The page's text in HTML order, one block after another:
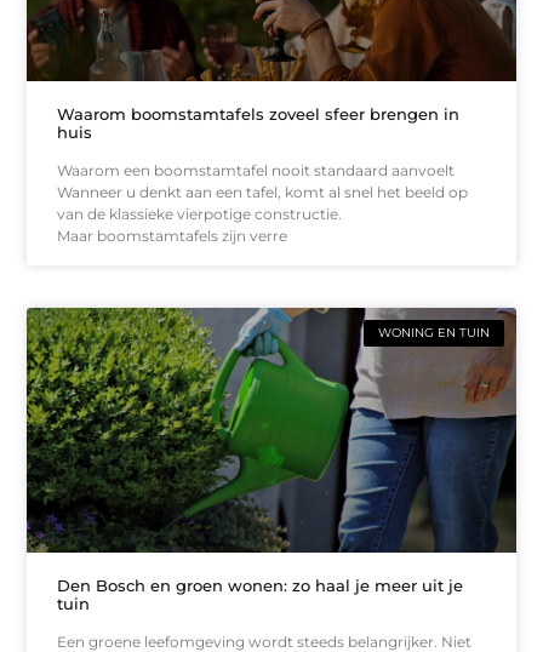
Waarom boomstamtafels zoveel sfeer brengen in
huis
Waarom een boomstamtafel nooit standaard aanvoelt
Wanneer u denkt aan een tafel, komt al snel het beeld op
van de klassieke vierpotige constructie.
Maar boomstamtafels zijn verre
WONING EN TUIN
Den Bosch en groen wonen: zo haal je meer uit je
tuin
Een groene leefomgeving wordt steeds belangrijker. Niet